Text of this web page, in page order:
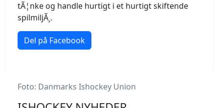
tÃ¦nke og handle hurtigt i et hurtigt skiftende
spilmiljÃ¸.
Del på Facebook
Foto: Danmarks Ishockey Union